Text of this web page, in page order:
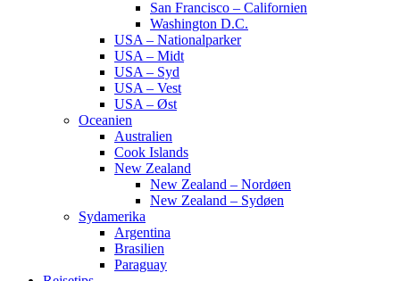
San Francisco – Californien
Washington D.C.
USA – Nationalparker
USA – Midt
USA – Syd
USA – Vest
USA – Øst
Oceanien
Australien
Cook Islands
New Zealand
New Zealand – Nordøen
New Zealand – Sydøen
Sydamerika
Argentina
Brasilien
Paraguay